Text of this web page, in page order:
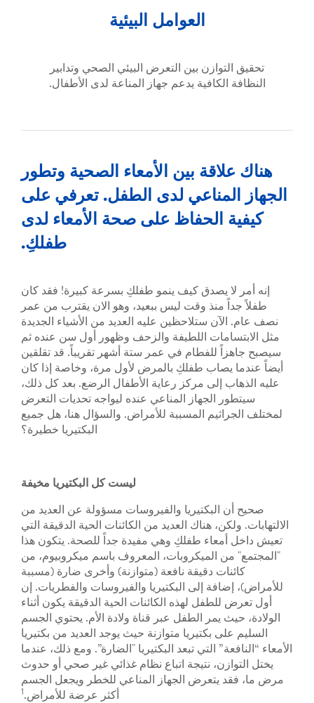
العوامل البيئية
تحقيق التوازن بين التعرض البيئي الصحي وتدابير
النظافة الكافية يدعم جهاز المناعة لدى الأطفال.
هناك علاقة بين الأمعاء الصحية وتطور
الجهاز المناعي لدى الطفل. تعرفي على
كيفية الحفاظ على صحة الأمعاء لدى
طفلكِ.
إنه أمر لا يصدق كيف ينمو طفلكِ بسرعة كبيرة! فقد كان
طفلاً جداً منذ وقت ليس ببعيد، وهو الان يقترب من عمر
نصف عام. الآن ستلاحظين عليه العديد من الأشياء الجديدة
مثل الابتسامات اللطيفة والزحف وظهور أول سن عنده ثم
سيصبح جاهزاً للفطام في عمر ستة أشهر تقريباً. قد تقلقين
أيضاً عندما يصاب طفلكِ بالمرض لأول مرة، وخاصة إذا كان
عليه الذهاب إلى مركز رعاية الأطفال الرضع. بعد كل ذلك،
سيتطور الجهاز المناعي عنده ليواجه تحديات التعرض
لمختلف الجراثيم المسببة للأمراض. والسؤال هنا، هل جميع
البكتيريا خطيرة؟
ليست كل البكتيريا مخيفة
صحيح أن البكتيريا والفيروسات مسؤولة عن العديد من
الالتهابات. ولكن، هناك العديد من الكائنات الحية الدقيقة التي
تعيش داخل أمعاء طفلكِ وهي مفيدة جداً للصحة. يتكون هذا
"المجتمع" من الميكروبات، المعروف باسم ميكروبيوم، من
كائنات دقيقة نافعة (متوازنة) وأخرى ضارة (مسببة
للأمراض)، إضافة إلى البكتيريا والفيروسات والفطريات. إن
أول تعرض للطفل لهذه الكائنات الحية الدقيقة يكون أثناء
الولادة، حيث يمر الطفل عبر قناة ولادة الأم. يحتوي الجسم
السليم على بكتيريا متوازنة حيث يوجد العديد من بكتيريا
الأمعاء “النافعة” التي تبعد البكتيريا "الضارة”. ومع ذلك، عندما
يختل التوازن، نتيجة اتباع نظام غذائي غير صحي أو حدوث
مرض ما، فقد يتعرض الجهاز المناعي للخطر ويجعل الجسم
أكثر عرضة للأمراض.1